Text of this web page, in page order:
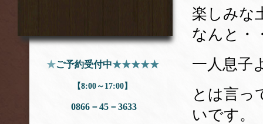
★ご予約受付中★★★★★
【8:00～17:00】
0866－45－3633
楽しみな
なんと・
一人息子
とは言っ
いです。